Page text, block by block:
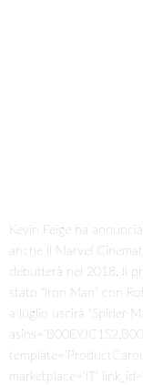
Kevin Feige ha
anche il Marvel
debutterà nel 2018. Il
stato “Iron Man” con
a luglio uscirà “Spider-
marketplace=’IT’